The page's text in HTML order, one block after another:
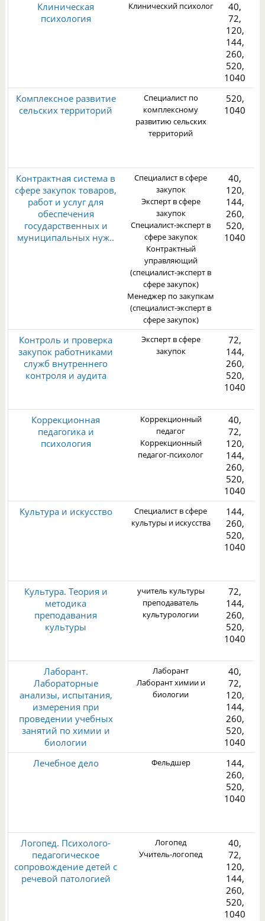
Клиническая
психология
Клинический психолог
40,
72,
120,
144,
260,
520,
1040
Комплексное развитие
сельских территорий
Специалист по
комплексному
развитию сельских
территорий
520,
1040
Контрактная система в
сфере закупок товаров,
работ и услуг для
обеспечения
государственных и
муниципальных нуж..
Специалист в сфере
закупок
Эксперт в сфере
закупок
Специалист-эксперт в
сфере закупок
Контрактный
управляющий
(специалист-эксперт в
сфере закупок)
Менеджер по закупкам
(специалист-эксперт в
сфере закупок)
40,
120,
144,
260,
520,
1040
Контроль и проверка
закупок работниками
служб внутреннего
контроля и аудита
Эксперт в сфере
закупок
72,
144,
260,
520,
1040
Коррекционная
педагогика и
психология
Коррекционный
педагог
Коррекционный
педагог-психолог
40,
72,
120,
144,
260,
520,
1040
Культура и искусство
Специалист в сфере
культуры и искусства
144,
260,
520,
1040
Культура. Теория и
методика
преподавания
культуры
учитель культуры
преподаватель
культурологии
72,
144,
260,
520,
1040
Лаборант.
Лабораторные
анализы, испытания,
измерения при
проведении учебных
занятий по химии и
биологии
Лаборант
Лаборант химии и
биологии
40,
72,
120,
144,
260,
520,
1040
Лечебное дело Фельдшер
144,
260,
520,
1040
Логопед. Психолого-
педагогическое
сопровождение детей с
речевой патологией
Логопед
Учитель-логопед
40,
72,
120,
144,
260,
520,
1040